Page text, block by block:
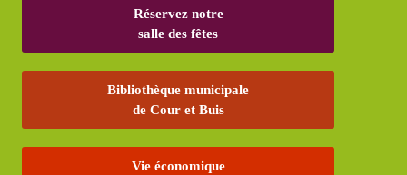
Réservez notre
salle des fêtes
Bibliothèque municipale
de Cour et Buis
Vie économique